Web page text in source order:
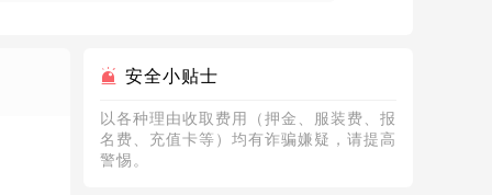
安全小贴士
以各种理由收取费用（押金、服装费、报
名费、充值卡等）均有诈骗嫌疑，请提高
警惕。